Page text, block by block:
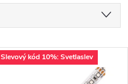
Slevový kód 10%: Svetlaslev